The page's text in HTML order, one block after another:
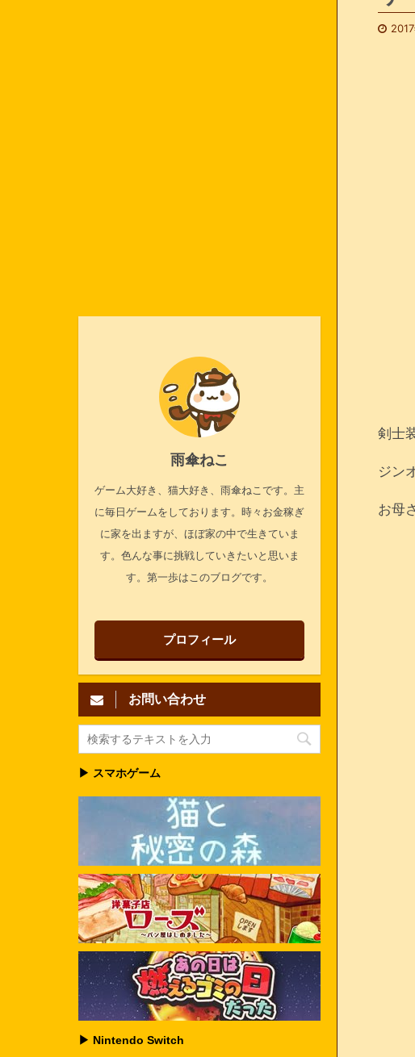
剣士
ジン
お母
雨傘ねこ
ゲーム大好き、猫大好き、雨傘ねこです。主
に毎日ゲームをしております。時々お金稼ぎ
に家を出ますが、ほぼ家の中で生きていま
す。色んな事に挑戦していきたいと思いま
す。第一歩はこのブログです。
プロフィール
お問い合わせ
▶ スマホゲーム
▶ Nintendo Switch